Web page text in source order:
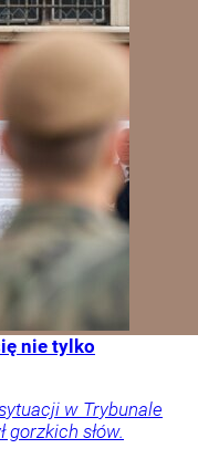
nie tylko
w Trybunale
gorzkich słów.